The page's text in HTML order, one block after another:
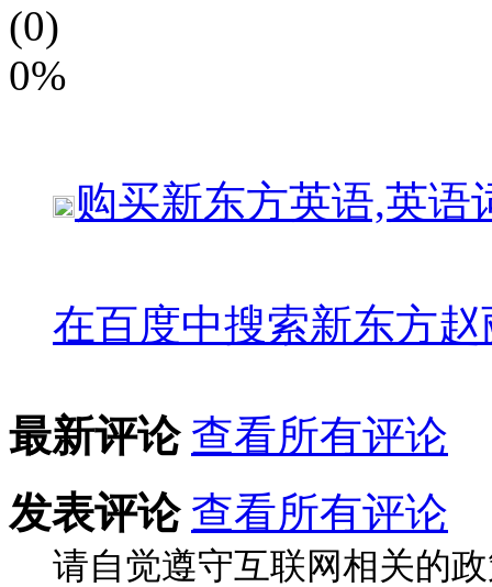
(0)
0%
购买新东方英语,英语
在百度中搜索新东方
最新评论 查看所有评论
发表评论 查看所有评论
请自觉遵守互联网相关的